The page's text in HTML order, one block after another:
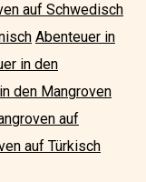
auf Schwedisch
Abenteuer in
in den
den Mangroven
auf
auf Türkisch